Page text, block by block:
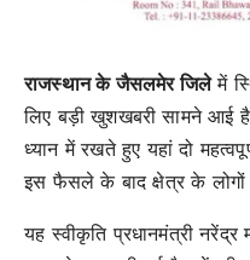
राजस्थान के जैसलमेर जिलेमें
लिए बड़ी खुशखबरी सामने आई
ध्यान में रखते हुए यहां दो
इस फैसले के बाद क्षेत्र के
यह स्वीकृति प्रधानमंत्री